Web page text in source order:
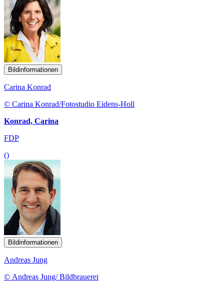
Bildinformationen
Carina Konrad
© Carina Konrad/Fotostudio Eidens-Holl
Konrad, Carina
FDP
()
Bildinformationen
Andreas Jung
© Andreas Jung/ Bildbrauerei